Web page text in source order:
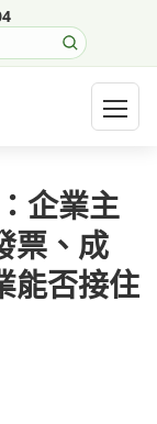
開啟
企業主
票、成
能否接住